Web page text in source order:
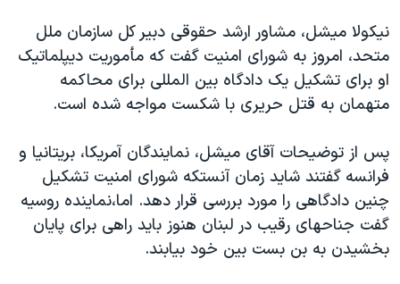
ویدیوها
فرهنگ و زندگی
حقوق شهروندی
علم و فناوری
اسرائیل در جنگ
گالری عکس
آرشیو پخش زنده
بایگانی برنامه‌های تلویزیونی
مستندها
انتخابات ریاست جمهوری آمریکا ۲۰۲۴
رمز مهسا
ورزش زنان در ایران
اعتراضات زن، زندگی، آزادی
مجموعه مستندهای دادخواهی
دنبال کنید
زبانهای مختلف
نیکولا میشل، مشاور ارشد حقوقی دبیر کل سازمان ملل
متحد، امروز به شورای امنیت گفت که مأموریت دیپلماتیک
او برای تشکیل یک دادگاه بین المللی برای محاکمه
متهمان به قتل حریری با شکست مواجه شده است.
پس از توضیحات آقای میشل، نمایندگان آمریکا، بریتانیا و
فرانسه گفتند شاید زمان آنستکه شورای امنیت تشکیل
چنین دادگاهی را مورد بررسی قرار دهد. اما،نماینده روسیه
گفت جناحهای رقیب در لبنان هنوز باید راهی برای پایان
بخشیدن به بن بست بین خود بیابند.